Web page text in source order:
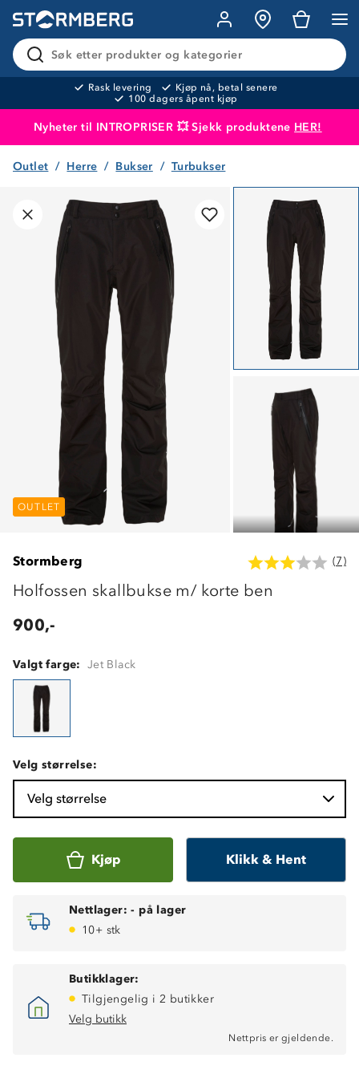
Søk etter produkter og kategorier
Rask levering
Kjøp nå, betal senere
100 dagers åpent kjøp
Nyheter til INTROPRISER 💥 Sjekk produktene HER!
Produktet er lagt i handlekurven
Outlet Herre Bukser Turbukser
OUTLET OUTLET
OUTLET
Stormberg (7)
Holfossen skallbukse m/ korte ben
900,-
Valgt farge: Jet Black
Velg størrelse:
Velg størrelse
Kjøp Klikk & Hent
Nettlager: - på lager
10+ stk
Butikklager:
Tilgjengelig i 2 butikker
Velg butikk
Nettpris er gjeldende.
Vanntett, 15 000 mm vannsøyle